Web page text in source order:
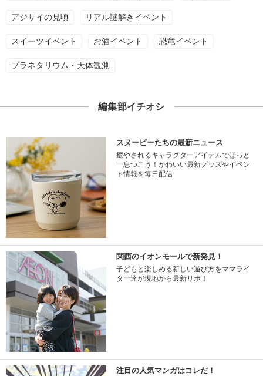
アジサイの見頃 リアル謎解きイベント
スイーツイベント お酒イベント 恐竜イベント
プラネタリウム・天体観測
編集部イチオシ
スヌーピーたちの最新ニュース
癒やされるキャラクターアイテムでほっと
一息つこう！かわいい最新グッズやイベン
ト情報を毎日配信
関西のイオンモールで新発見！
子どもと楽しめる新しい遊び方をママライ
ター達が現地から最新リポ！
注目の人気マンガはコレだ！